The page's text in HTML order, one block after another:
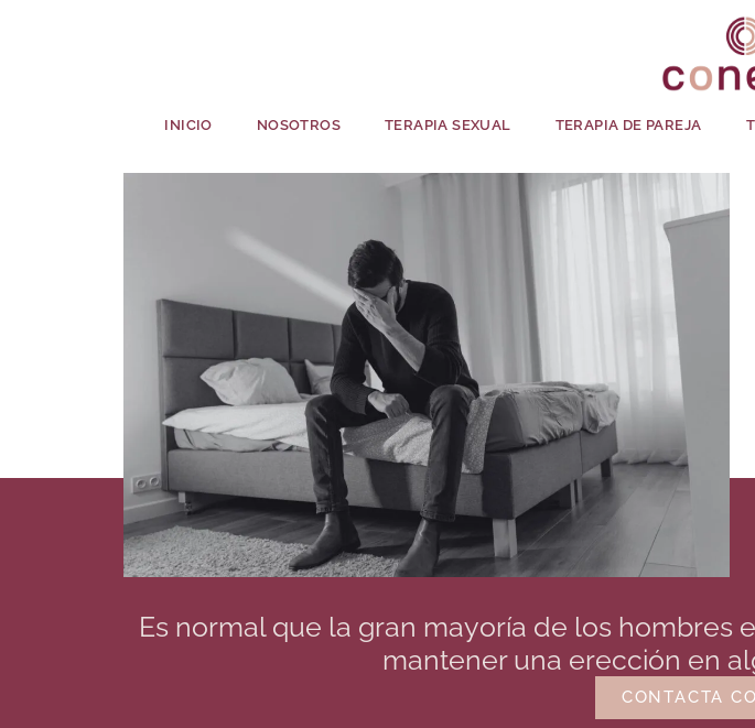
INICIO NOSOTROS TERAPIA SEXUAL TERAPIA DE PAREJA
Es normal que la gran mayoría de los
mantener una erección en
CONTACTA